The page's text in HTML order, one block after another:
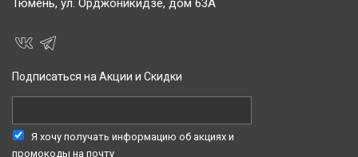
Тюмень, ул. Орджоникидзе, дом 63А
Подписаться на Акции и Скидки
Я хочу получать информацию об акциях и
промокоды на почту